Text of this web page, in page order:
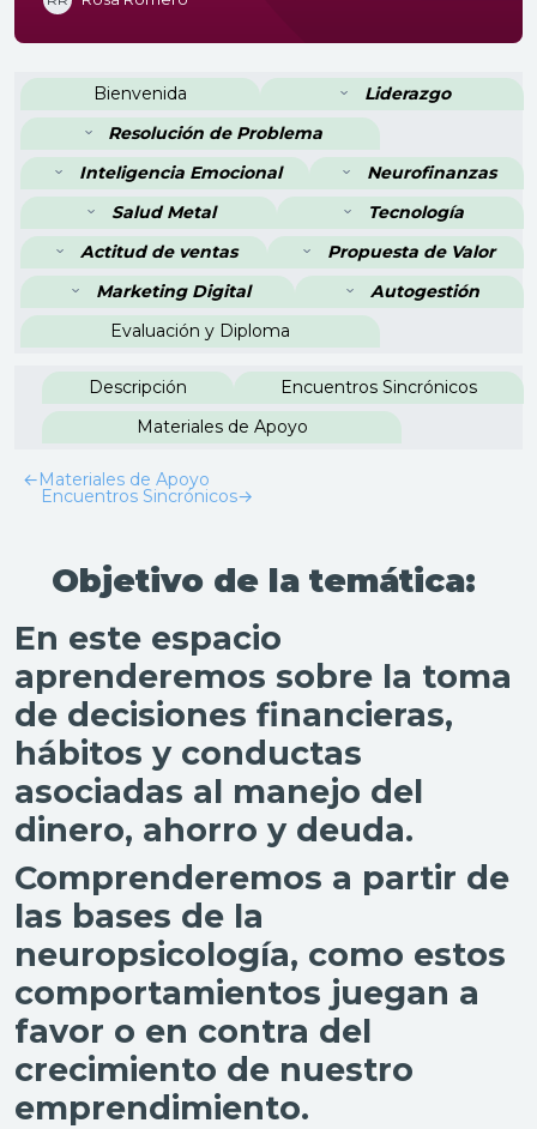
Perfilado de sección
Bienvenida
Liderazgo
Resolución de Problema
Inteligencia Emocional
Neurofinanzas
Salud Metal
Tecnología
Actitud de ventas
Propuesta de Valor
Marketing Digital
Autogestión
Evaluación y Diploma
Descripción
Encuentros Sincrónicos
Materiales de Apoyo
←Materiales de Apoyo
→
Encuentros Sincrónicos
Objetivo de la temática:
En este espacio
aprenderemos sobre la toma
de decisiones financieras,
hábitos y conductas
asociadas al manejo del
dinero, ahorro y deuda.
Comprenderemos a partir de
las bases de la
neuropsicología, como estos
comportamientos juegan a
favor o en contra del
crecimiento de nuestro
emprendimiento.